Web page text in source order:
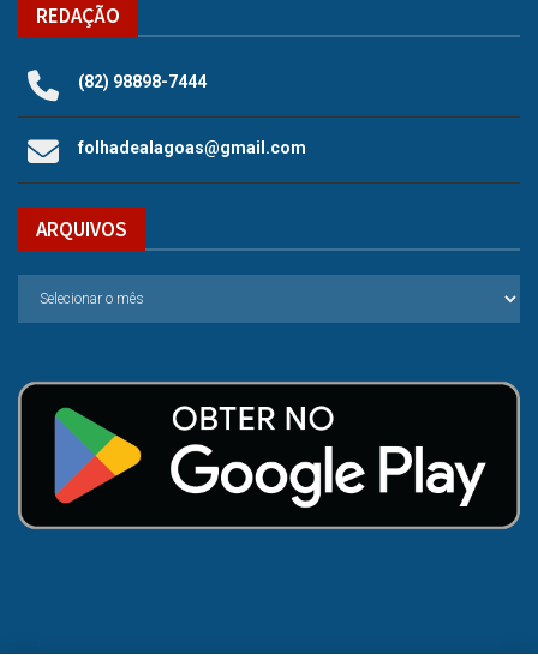
REDAÇÃO
(82) 98898-7444
folhadealagoas@gmail.com
ARQUIVOS